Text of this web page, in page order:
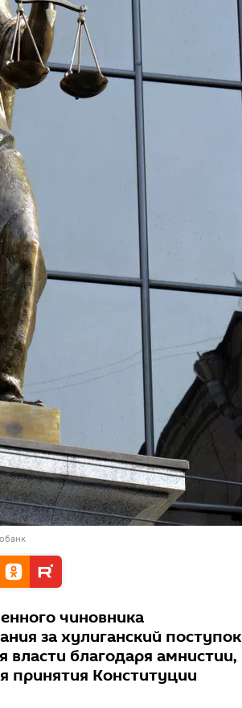
чиновника
за хулиганский поступок
власти благодаря амнистии,
принятия Конституции